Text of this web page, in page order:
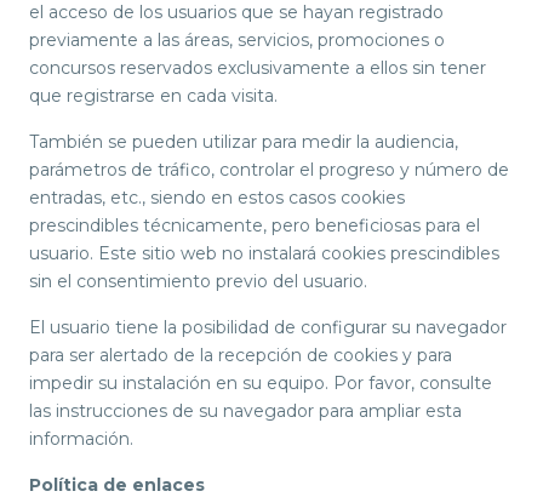
el acceso de los usuarios que se hayan registrado
previamente a las áreas, servicios, promociones o
concursos reservados exclusivamente a ellos sin tener
que registrarse en cada visita.
También se pueden utilizar para medir la audiencia,
parámetros de tráfico, controlar el progreso y número de
entradas, etc., siendo en estos casos cookies
prescindibles técnicamente, pero beneficiosas para el
usuario. Este sitio web no instalará cookies prescindibles
sin el consentimiento previo del usuario.
El usuario tiene la posibilidad de configurar su navegador
para ser alertado de la recepción de cookies y para
impedir su instalación en su equipo. Por favor, consulte
las instrucciones de su navegador para ampliar esta
información.
Política de enlaces